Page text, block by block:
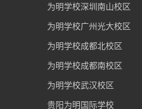
为明学校深圳南山校区
为明学校广州光大校区
为明学校成都北校区
为明学校成都南校区
为明学校武汉校区
贵阳为明国际学校